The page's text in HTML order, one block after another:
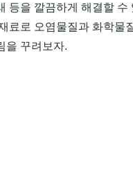
등을 깔끔하게 해결할 수
료로 오염물질과 화학물
을 꾸려보자.